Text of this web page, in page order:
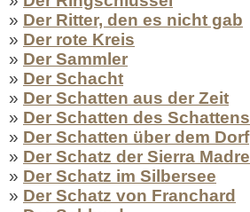
» Der Ritter, den es nicht gab
» Der rote Kreis
» Der Sammler
» Der Schacht
» Der Schatten aus der Zeit
» Der Schatten des Schattens
» Der Schatten über dem Dorf
» Der Schatz der Sierra Madre
» Der Schatz im Silbersee
» Der Schatz von Franchard